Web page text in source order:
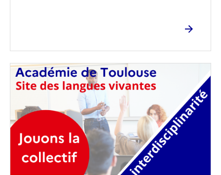
Image
de
couverture
(conseillée)